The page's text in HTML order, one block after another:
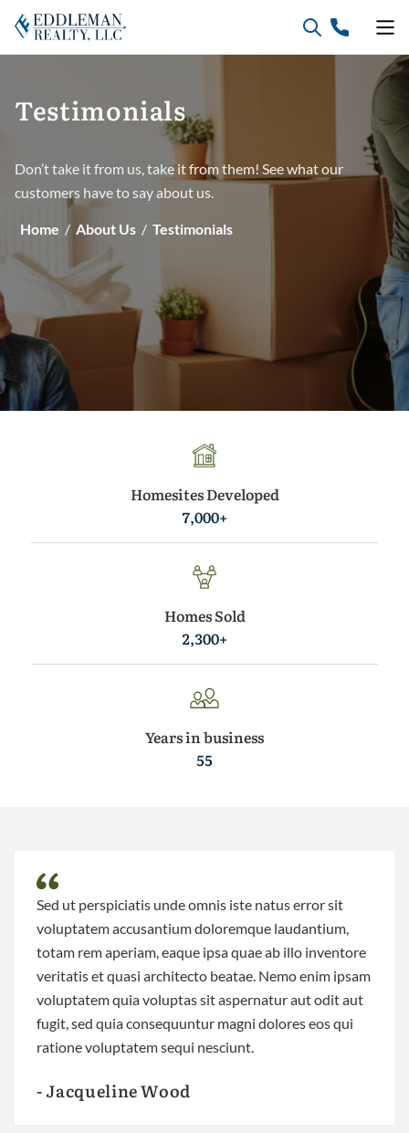
content
Testimonials
Don’t take it from us, take it from them! See what our
customers have to say about us.
Home / About Us / Testimonials
Homesites Developed
7,000+
Homes Sold
2,300+
Years in business
55
Sed ut perspiciatis unde omnis iste natus error sit
voluptatem accusantium doloremque laudantium,
totam rem aperiam, eaque ipsa quae ab illo inventore
veritatis et quasi architecto beatae. Nemo enim ipsam
voluptatem quia voluptas sit aspernatur aut odit aut
fugit, sed quia consequuntur magni dolores eos qui
ratione voluptatem sequi nesciunt.
- Jacqueline Wood